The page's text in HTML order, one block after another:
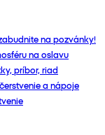
na pozvánky!
na oslavu
príbor, riad
a nápoje